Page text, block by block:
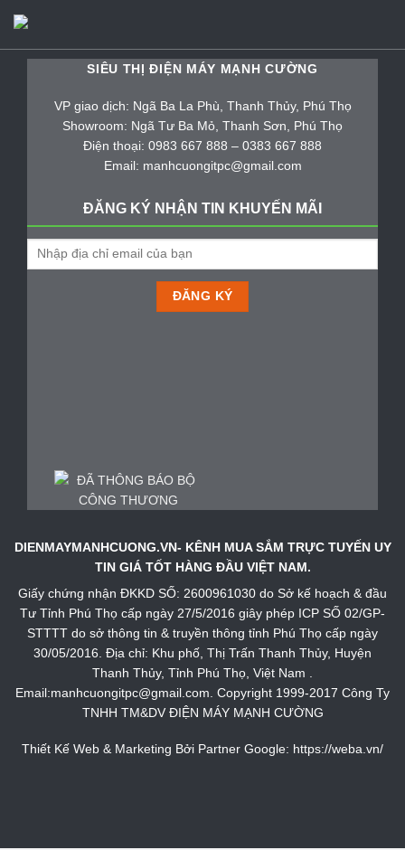
SIÊU THỊ ĐIỆN MÁY MẠNH CƯỜNG
VP giao dịch: Ngã Ba La Phù, Thanh Thủy, Phú Thọ
Showroom: Ngã Tư Ba Mỏ, Thanh Sơn, Phú Thọ
Điện thoại: 0983 667 888 – 0383 667 888
Email: manhcuongitpc@gmail.com
ĐĂNG KÝ NHẬN TIN KHUYẾN MÃI
DIENMAYMANHCUONG.VN- KÊNH MUA SẮM TRỰC TUYẾN UY
TIN GIÁ TỐT HÀNG ĐẦU VIỆT NAM.
Giấy chứng nhận ĐKKD SỐ: 2600961030 do Sở kế hoạch & đầu
Tư Tỉnh Phú Thọ cấp ngày 27/5/2016 giây phép ICP SỐ 02/GP-
STTTT do sở thông tin & truyền thông tỉnh Phú Thọ cấp ngày
30/05/2016. Địa chỉ: Khu phố, Thị Trấn Thanh Thủy, Huyện
Thanh Thủy, Tỉnh Phú Thọ, Việt Nam .
Email:manhcuongitpc@gmail.com. Copyright 1999-2017 Công Ty
TNHH TM&DV ĐIỆN MÁY MẠNH CƯỜNG
Thiết Kế Web & Marketing Bởi Partner Google: https://weba.vn/